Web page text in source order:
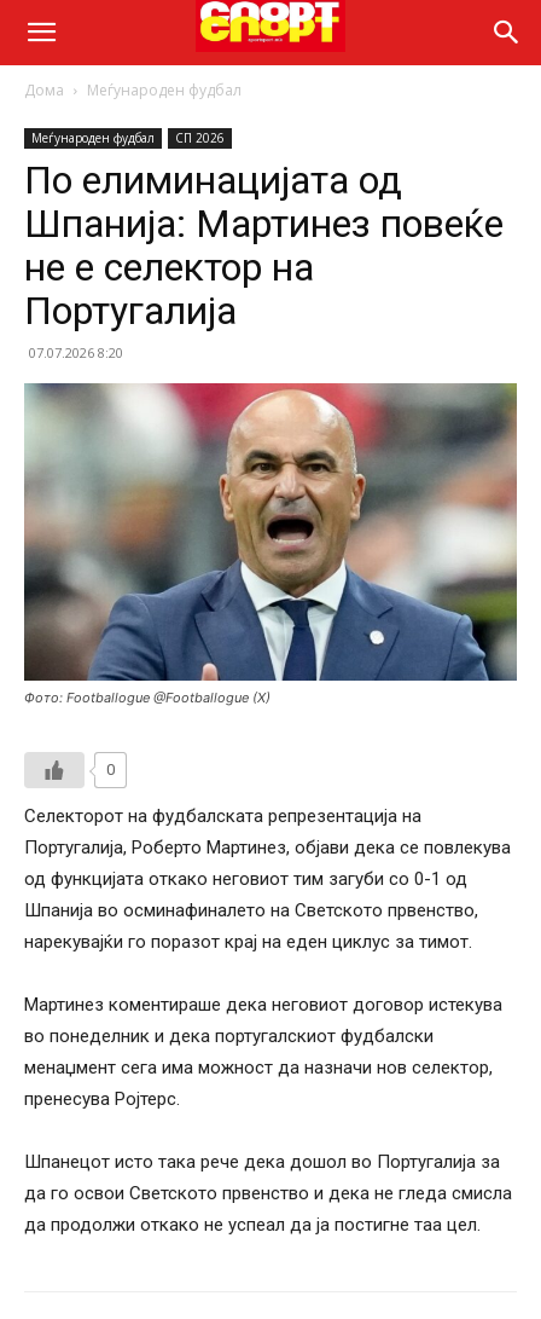
Дома Меѓународен фудбал
Меѓународен фудбал СП 2026
По елиминацијата од
Шпанија: Мартинез повеќе
не е селектор на
Португалија
07.07.2026 8:20
Фото: Footballogue @Footballogue (X)
0
Селекторот на фудбалската репрезентација на
Португалија, Роберто Мартинез, објави дека се повлекува
од функцијата откако неговиот тим загуби со 0-1 од
Шпанија во осминафиналето на Светското првенство,
нарекувајќи го поразот крај на еден циклус за тимот.
Мартинез коментираше дека неговиот договор истекува
во понеделник и дека португалскиот фудбалски
менаџмент сега има можност да назначи нов селектор,
пренесува Ројтерс.
Шпанецот исто така рече дека дошол во Португалија за
да го освои Светското првенство и дека не гледа смисла
да продолжи откако не успеал да ја постигне таа цел.